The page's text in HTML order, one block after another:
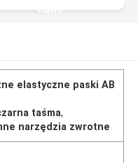
nami
elastyczne paski AB
taśma,
narzędzia zwrotne